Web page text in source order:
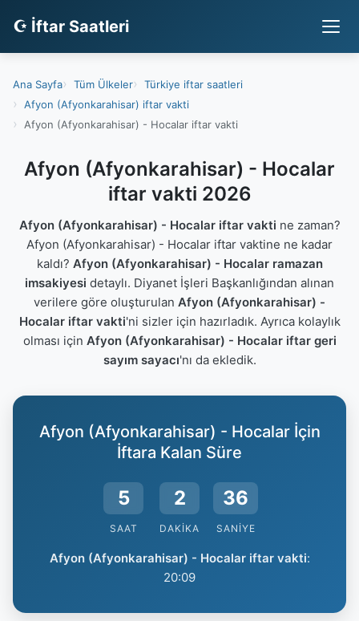
☪ İftar Saatleri
Ana Sayfa Tüm Ülkeler
Türkiye iftar saatleri
Afyon (Afyonkarahisar) iftar vakti
Afyon (Afyonkarahisar) - Hocalar iftar vakti
Afyon (Afyonkarahisar) - Hocalar
iftar vakti 2026
Afyon (Afyonkarahisar) - Hocalar iftar vakti ne zaman?
Afyon (Afyonkarahisar) - Hocalar iftar vaktine ne kadar
kaldı? Afyon (Afyonkarahisar) - Hocalar ramazan
imsakiyesi detaylı. Diyanet İşleri Başkanlığından alınan
verilere göre oluşturulan Afyon (Afyonkarahisar) -
Hocalar iftar vakti'ni sizler için hazırladık. Ayrıca kolaylık
olması için Afyon (Afyonkarahisar) - Hocalar iftar geri
sayım sayacı'nı da ekledik.
Afyon (Afyonkarahisar) - Hocalar İçin
İftara Kalan Süre
5
SAAT
2
DAKIKA
35
SANIYE
Afyon (Afyonkarahisar) - Hocalar iftar vakti:
20:09